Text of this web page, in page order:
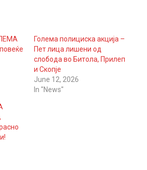
Голема полициска акција –
Пет лица лишени од
слобода во Битола, Прилеп
и Скопје
June 12, 2026
In "News"